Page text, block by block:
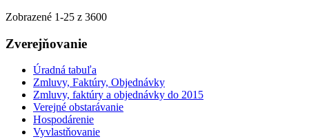
Zobrazené 1-25 z 3600
Zverejňovanie
Úradná tabuľa
Zmluvy, Faktúry, Objednávky
Zmluvy, faktúry a objednávky do 2015
Verejné obstarávanie
Hospodárenie
Vyvlastňovanie